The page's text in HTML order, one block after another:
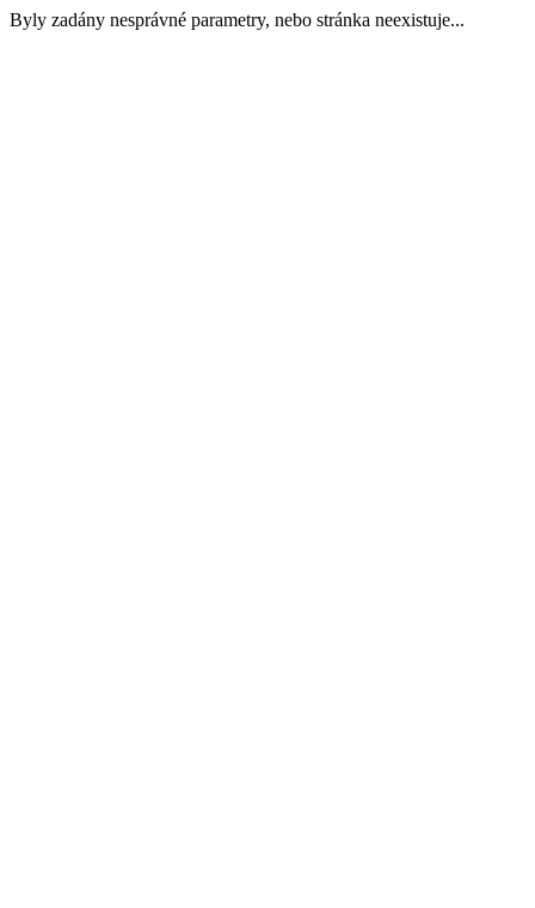
Byly zadány nesprávné parametry, nebo stránka neexistuje...